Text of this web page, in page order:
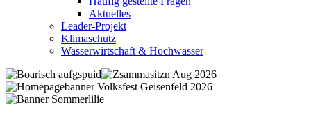
Aktuelles
Leader-Projekt
Klimaschutz
Wasserwirtschaft & Hochwasser